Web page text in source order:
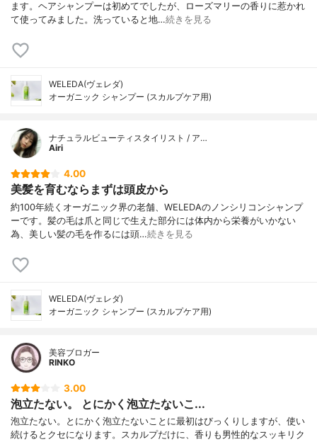
ます。ヘアシャンプーは初めてでしたが、ローズマリーの香りに惹かれ
て使ってみました。洗っていると地…続きを見る
WELEDA(ヴェレダ)
オーガニック シャンプー (スカルプケア用)
ナチュラルビューティスタイリスト / ア…
Airi
4.00
美髪を育むならまずは頭皮から
約100年続くオーガニック界の老舗、WELEDAのノンシリコンシャンプ
ーです。髪の毛は爪と同じで生えた部分には体内から栄養がいかない
為、美しい髪の毛を作るには頭…続きを見る
WELEDA(ヴェレダ)
オーガニック シャンプー (スカルプケア用)
美容ブロガー
RINKO
3.00
泡立たない。 とにかく泡立たないこ...
泡立たない。とにかく泡立たないことに最初はびっくりしますが、使い
続けるとクセになります。スカルプだけに、香りも男性的なスッキリク